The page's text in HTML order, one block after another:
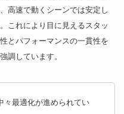
高速で動くシーンでは安定し
これにより目に見えるスタッ
とパフォーマンスの一貫性を
調しています。
々最適化が進められてい